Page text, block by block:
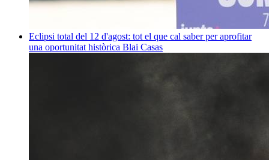
Eclipsi total del 12 d'agost: tot el que cal saber per aprofitar
una oportunitat històrica Blai Casas